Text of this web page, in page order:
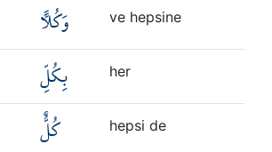
وَكُلًّا ve hepsine
بِكُلِّ her
كُلٌّ hepsi de